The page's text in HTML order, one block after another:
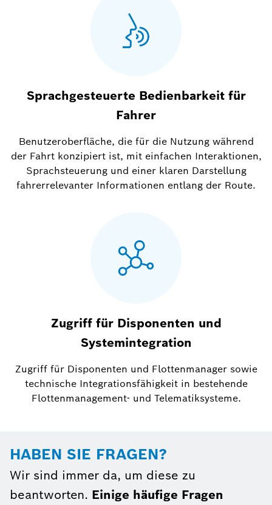
Sprachgesteuerte Bedienbarkeit für
Fahrer
Benutzeroberfläche, die für die Nutzung während
der Fahrt konzipiert ist, mit einfachen Interaktionen,
Sprachsteuerung und einer klaren Darstellung
fahrerrelevanter Informationen entlang der Route.
Zugriff für Disponenten und
Systemintegration
Zugriff für Disponenten und Flottenmanager sowie
technische Integrationsfähigkeit in bestehende
Flottenmanagement- und Telematiksysteme.
HABEN SIE FRAGEN?
Wir sind immer da, um diese zu
beantworten. Einige häufige Fragen